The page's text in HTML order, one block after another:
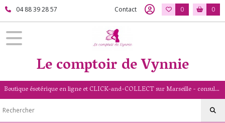
04 88 39 28 57 Contact 0 0
Le comptoir de Vynnie
Boutique ésotérique en ligne et CLICK-and-COLLECT sur Marseille - consultation de voyance par mail - livret numérologique (13/PACA)